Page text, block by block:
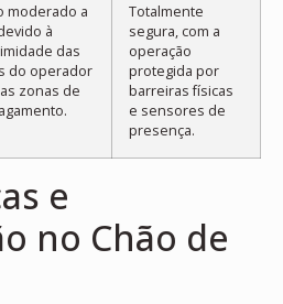
moderado a
à
das
do operador
zonas de
Totalmente
segura, com a
operação
protegida por
barreiras físicas
e sensores de
presença.
e
no Chão de